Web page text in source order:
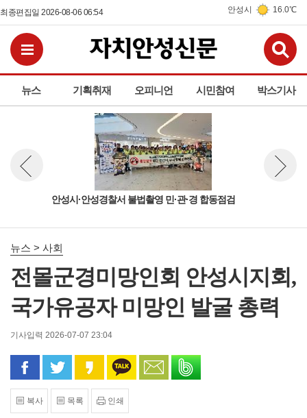
최종편집일 2026-08-06 06:54 안성시 16.0℃
뉴스 기획취재 오피니언 시민참여 박스기사
전체메뉴보기
안성시·안성경찰서 불법촬영 민·관·경 합동점검
뉴스 이전보기
뉴스 > 사회
전몰군경미망인회 안성시지회,
국가유공자 미망인 발굴 총력
기사입력 2026-07-07 23:04
페이스북으로 공유
트위터로 공유카카오 스토리로 공유
카카오톡으로 공유
문자로 공유
복사 목록 인쇄